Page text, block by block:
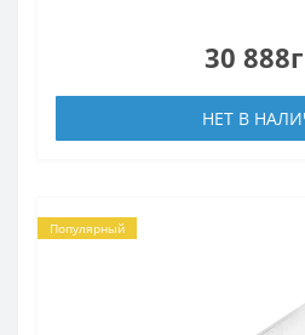
30
НЕТ В
Популярный